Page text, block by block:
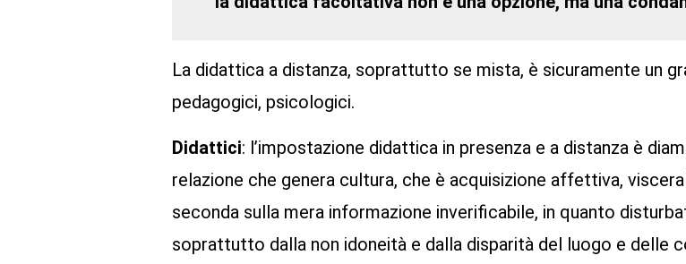
La didattica a distanza, soprattutto se mista, è sicuramente un
pedagogici, psicologici.
Didattici: l’impostazione didattica in presenza e a distanza è
relazione che genera cultura, che è acquisizione affettiva,
seconda sulla mera informazione inverificabile, in quanto
soprattutto dalla non idoneità e dalla disparità del luogo e delle